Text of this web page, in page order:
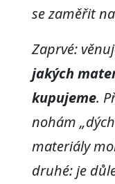
se zaměřit
Zaprvé:
jakých
kupujeme.
nohám
materiály
druhé: je